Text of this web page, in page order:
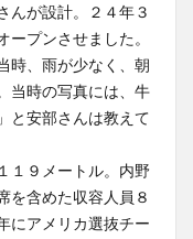
んが設計。２４年３
プンさせました。
時、雨が少なく、朝
当時の写真には、牛
と安部さんは教えて
１９メートル。内野
を含めた収容人員８
にアメリカ選抜チー